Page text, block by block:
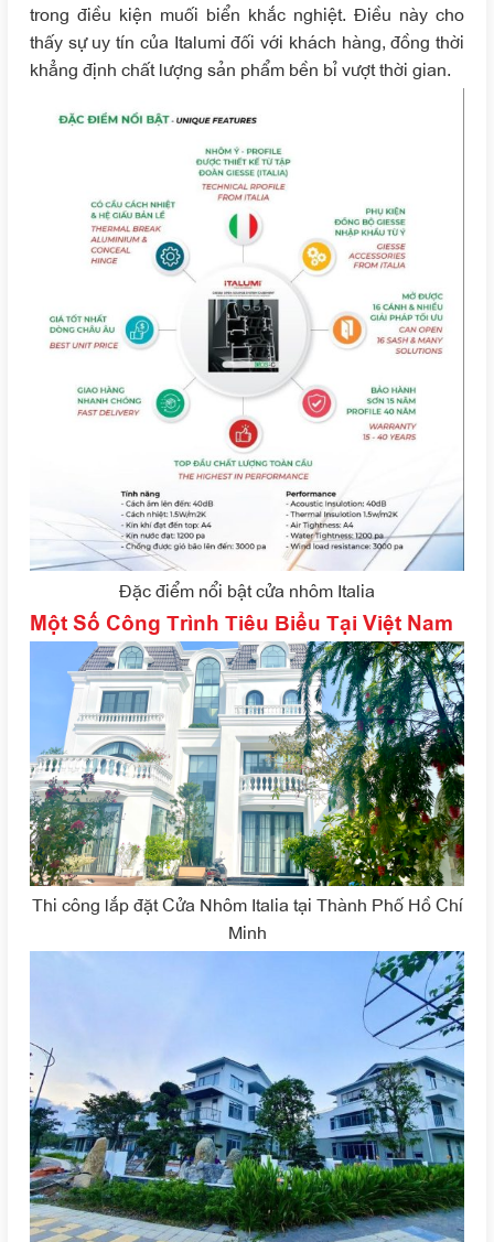
trong điều kiện muối biển khắc nghiệt. Điều này cho
thấy sự uy tín của Italumi đối với khách hàng, đồng thời
khẳng định chất lượng sản phẩm bền bỉ vượt thời gian.
Đặc điểm nổi bật cửa nhôm Italia
Một Số Công Trình Tiêu Biểu Tại Việt Nam
Thi công lắp đặt Cửa Nhôm Italia tại Thành Phố Hồ Chí
Minh